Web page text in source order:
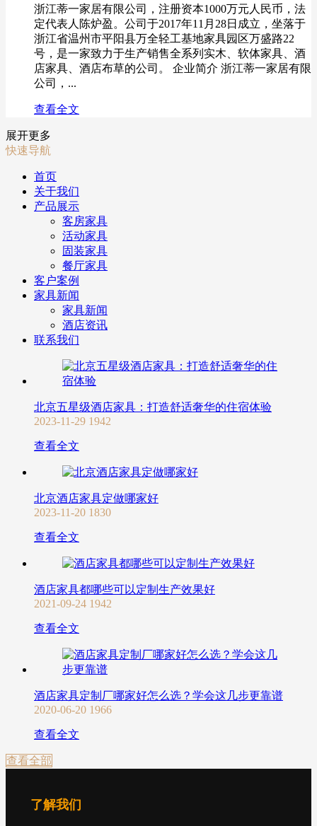
浙江蒂一家居有限公司，注册资本1000万元人民币，法
定代表人陈炉盈。公司于2017年11月28日成立，坐落于
浙江省温州市平阳县万全轻工基地家具园区万盛路22
号，是一家致力于生产销售全系列实木、软体家具、酒
店家具、酒店布草的公司。 企业简介 浙江蒂一家居有限
公司，...
查看全文
展开更多
快速导航
首页
关于我们
产品展示
客房家具
活动家具
固装家具
餐厅家具
客户案例
家具新闻
家具新闻
酒店资讯
联系我们
北京五星级酒店家具：打造舒适奢华的住宿体验
2023-11-29 1942
查看全文
北京酒店家具定做哪家好
2023-11-20 1830
查看全文
酒店家具都哪些可以定制生产效果好
2021-09-24 1942
查看全文
酒店家具定制厂哪家好怎么选？学会这几步更靠谱
2020-06-20 1966
查看全文
查看全部
了解我们